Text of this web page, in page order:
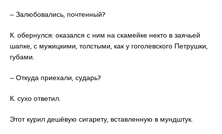
‒ Залюбовались, почтенный?
К. обернулся: оказался с ним на скамейке некто в заячьей
шапке, с мужицкими, толстыми, как у гоголевского Петрушки,
губами.
‒ Откуда приехали, сударь?
К. сухо ответил.
Этот курил дешёвую сигарету, вставленную в мундштук.